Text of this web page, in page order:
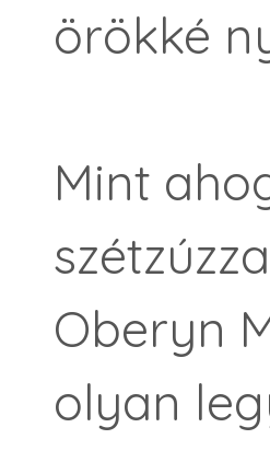
örökké
Mint
Oberyn
olyan